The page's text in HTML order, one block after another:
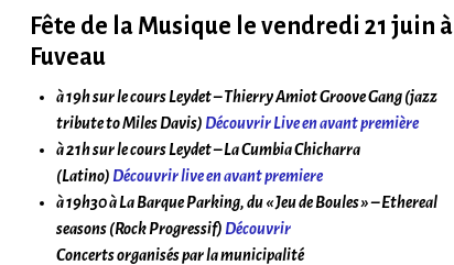
Fête de la Musique le vendredi 21 juin à
Fuveau
à 19h sur le cours Leydet – Thierry Amiot Groove Gang (jazz
tribute to Miles Davis) Découvrir Live en avant première
à 21h sur le cours Leydet – La Cumbia Chicharra
(Latino) Découvrir live en avant premiere
à 19h30 à La Barque Parking, du « Jeu de Boules » – Ethereal
seasons (Rock Progressif) Découvrir
Concerts organisés par la municipalité